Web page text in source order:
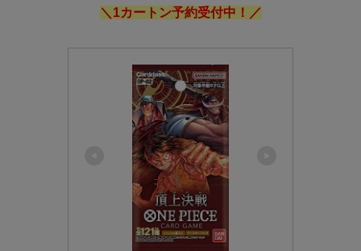
＼1カートン予約受付中！／